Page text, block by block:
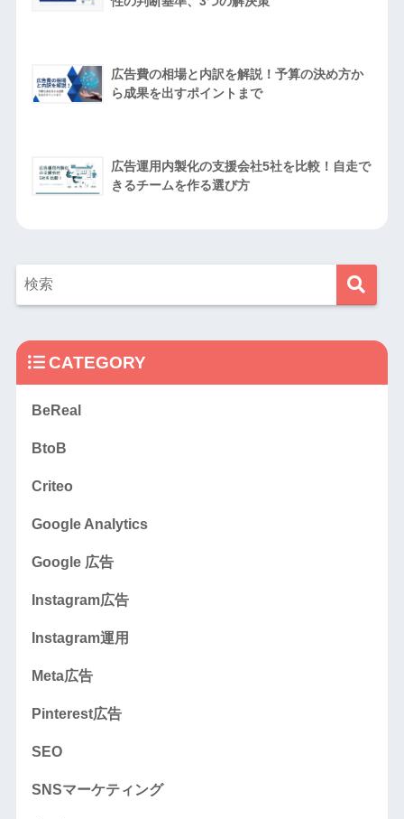
広告費の相場と内訳を解説！予算の決め方か
ら成果を出すポイントまで
広告運用内製化の支援会社5社を比較！自走で
きるチームを作る選び方
CATEGORY
BeReal
BtoB
Criteo
Google Analytics
Google 広告
Instagram広告
Instagram運用
Meta広告
Pinterest広告
SEO
SNSマーケティング